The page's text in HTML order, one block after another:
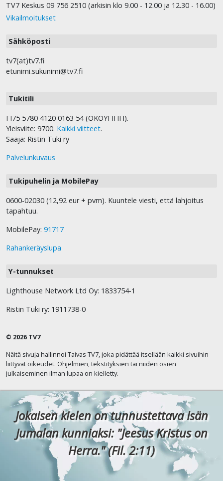
TV7 Keskus 09 756 2510 (arkisin klo 9.00 - 12.00 ja 12.30 - 16.00)
Vikailmoitukset
Sähköposti
tv7(at)tv7.fi
etunimi.sukunimi@tv7.fi
Tukitili
FI75 5780 4120 0163 54 (OKOYFIHH).
Yleisviite: 9700. Kaikki viitteet.
Saaja: Ristin Tuki ry
Palvelunkuvaus
Tukipuhelin ja MobilePay
0600-02030 (12,92 eur + pvm). Kuuntele viesti, että lahjoitus
tapahtuu.
MobilePay: 91717
Rahankeräyslupa
Y-tunnukset
Lighthouse Network Ltd Oy: 1833754-1
Ristin Tuki ry: 1911738-0
© 2026 TV7
Näitä sivuja hallinnoi Taivas TV7, joka pidättää itsellään kaikki sivuihin
liittyvät oikeudet. Ohjelmien, tekstityksien tai niiden osien
julkaiseminen ilman lupaa on kielletty.
Jokaisen kielen on tunnustettava Isän
Jumalan kunniaksi: "Jeesus Kristus on
Herra." (Fil. 2:11)